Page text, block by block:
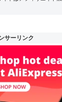
サーリンク